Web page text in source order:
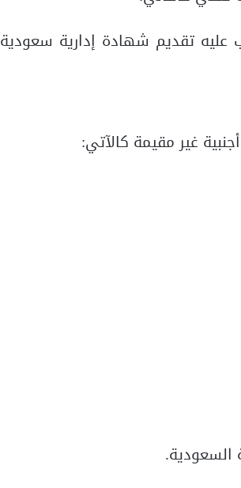
عليه تقديم شهادة إدارية سعودية
غير مقيمة كالآتي:
السعودية.